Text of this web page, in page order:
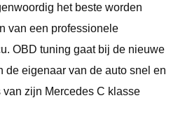
het beste worden
van een professionele
OBD tuning gaat bij de nieuwe
de eigenaar van de auto snel en
zijn Mercedes C klasse